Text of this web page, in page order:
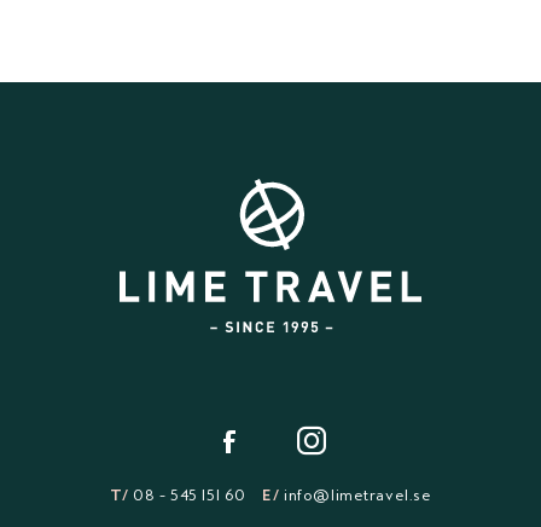
T/ 08 - 545 151 60 E/ info@limetravel.se